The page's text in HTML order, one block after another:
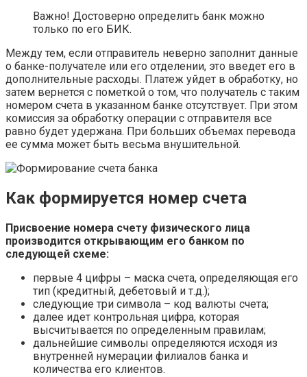
Важно! Достоверно определить банк можно
только по его БИК.
Между тем, если отправитель неверно заполнит данные
о банке-получателе или его отделении, это введет его в
дополнительные расходы. Платеж уйдет в обработку, но
затем вернется с пометкой о том, что получатель с таким
номером счета в указанном банке отсутствует. При этом
комиссия за обработку операции с отправителя все
равно будет удержана. При больших объемах перевода
ее сумма может быть весьма внушительной.
Как формируется номер счета
Присвоение номера счету физического лица
производится открывающим его банком по
следующей схеме:
первые 4 цифры – маска счета, определяющая его
тип (кредитный, дебетовый и т.д.);
следующие три символа – код валюты счета;
далее идет контрольная цифра, которая
высчитывается по определенным правилам;
дальнейшие символы определяются исходя из
внутренней нумерации филиалов банка и
количества его клиентов.